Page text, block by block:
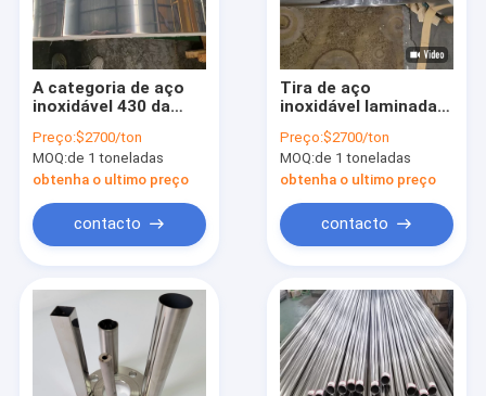
Para casa
A categoria de aço
inoxidável 430 da
1,4305 420 316l 309s
310s laminou
Preço:$2700/ton
MOQ:de 1 toneladas
obtenha o ultimo preço
contacto
Tira de aço
inoxidável laminada
50mm 60mm 80mm
100mm
Preço:$2700/ton
MOQ:de 1 toneladas
obtenha o ultimo preço
contacto